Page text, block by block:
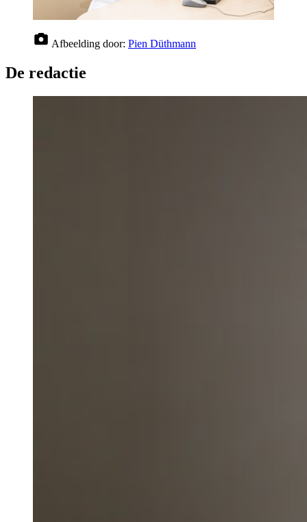
Afbeelding door: Pien Düthmann
De redactie